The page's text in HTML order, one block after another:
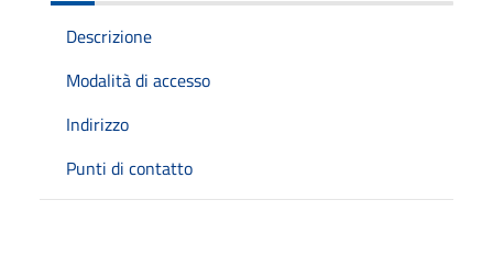
Descrizione
Modalità di accesso
Indirizzo
Punti di contatto